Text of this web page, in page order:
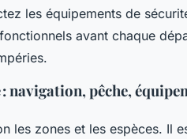
les équipements de
avant chaque
navigation, pêche,
les zones et les espèces. Il